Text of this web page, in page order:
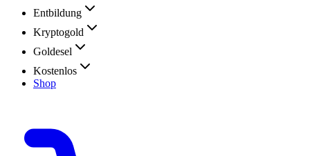
Entbildung
Kryptogold
Goldesel
Kostenlos
Shop